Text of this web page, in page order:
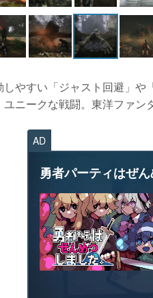
しやすい「ジャスト回避」や
ユニークな戦闘。東洋ファン
AD
勇者パーティはぜん